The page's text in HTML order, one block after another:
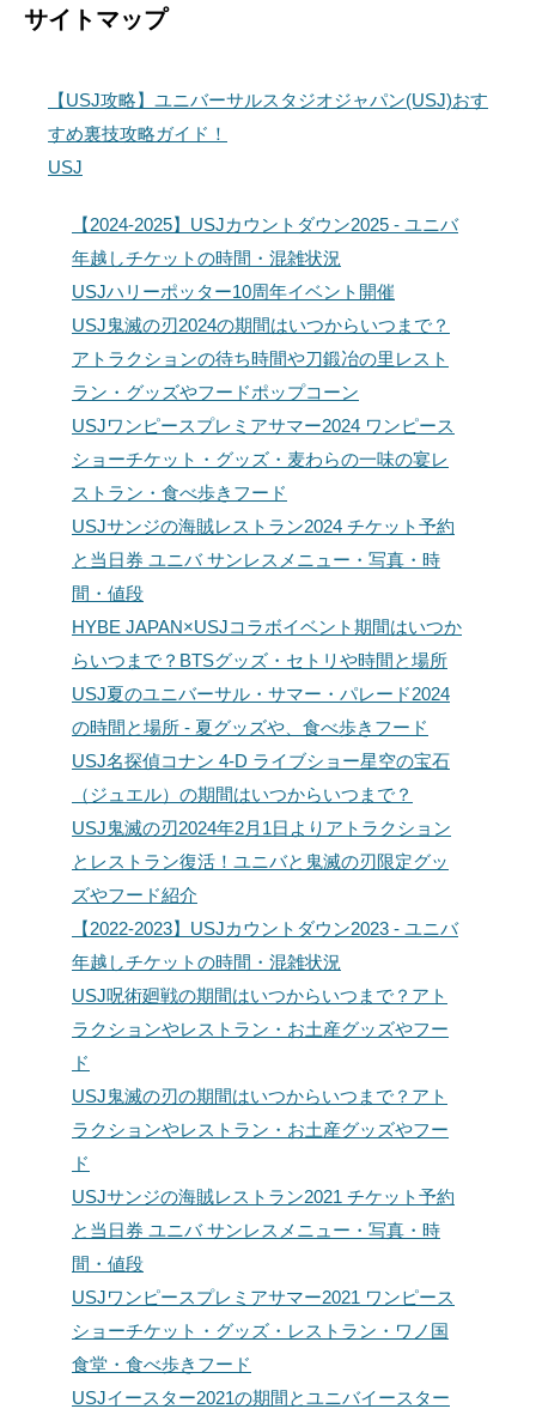
サイトマップ
【USJ攻略】ユニバーサルスタジオジャパン(USJ)おす
すめ裏技攻略ガイド！
USJ
【2024-2025】USJカウントダウン2025 - ユニバ
年越しチケットの時間・混雑状況
USJハリーポッター10周年イベント開催
USJ鬼滅の刃2024の期間はいつからいつまで？
アトラクションの待ち時間や刀鍛冶の里レスト
ラン・グッズやフードポップコーン
USJワンピースプレミアサマー2024 ワンピース
ショーチケット・グッズ・麦わらの一味の宴レ
ストラン・食べ歩きフード
USJサンジの海賊レストラン2024 チケット予約
と当日券 ユニバ サンレスメニュー・写真・時
間・値段
HYBE JAPAN×USJコラボイベント期間はいつか
らいつまで？BTSグッズ・セトリや時間と場所
USJ夏のユニバーサル・サマー・パレード2024
の時間と場所 - 夏グッズや、食べ歩きフード
USJ名探偵コナン 4-D ライブショー星空の宝石
（ジュエル）の期間はいつからいつまで？
USJ鬼滅の刃2024年2月1日よりアトラクション
とレストラン復活！ユニバと鬼滅の刃限定グッ
ズやフード紹介
【2022-2023】USJカウントダウン2023 - ユニバ
年越しチケットの時間・混雑状況
USJ呪術廻戦の期間はいつからいつまで？アト
ラクションやレストラン・お土産グッズやフー
ド
USJ鬼滅の刃の期間はいつからいつまで？アト
ラクションやレストラン・お土産グッズやフー
ド
USJサンジの海賊レストラン2021 チケット予約
と当日券 ユニバ サンレスメニュー・写真・時
間・値段
USJワンピースプレミアサマー2021 ワンピース
ショーチケット・グッズ・レストラン・ワノ国
食堂・食べ歩きフード
USJイースター2021の期間とユニバイースター